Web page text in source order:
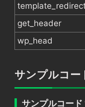
get_header
wp_head
サンプルコー
サンプルコード